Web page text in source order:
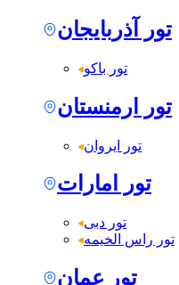
تور آذربایجان
تور باکو
تور ارمنستان
تور ایروان
تور امارات
تور دبی
تور راس الخیمه
تور عمان